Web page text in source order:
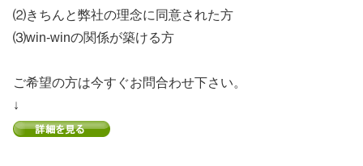
⑵きちんと弊社の理念に同意された方
⑶win-winの関係が築ける方
ご希望の方は今すぐお問合わせ下さい。
↓